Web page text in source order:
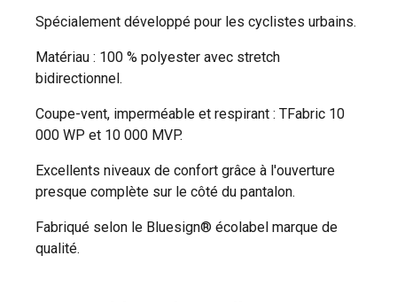
Spécialement développé pour les cyclistes urbains.
Matériau : 100 % polyester avec stretch
bidirectionnel.
Coupe-vent, imperméable et respirant : TFabric 10
000 WP et 10 000 MVP.
Excellents niveaux de confort grâce à l'ouverture
presque complète sur le côté du pantalon.
Fabriqué selon le Bluesign® écolabel marque de
qualité.